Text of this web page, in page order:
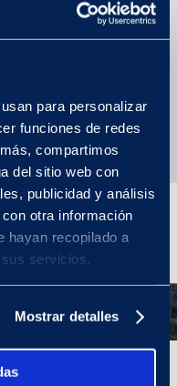
para personalizar
funciones de redes
compartimos
del sitio web con
publicidad y análisis
otra información
hayan recopilado a
servicios.
Mostrar detalles